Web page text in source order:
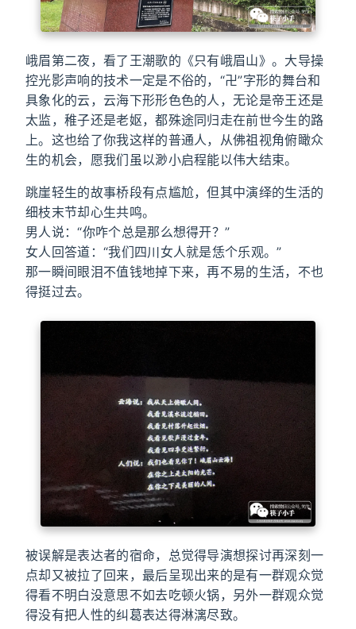
峨眉第二夜，看了王潮歌的《只有峨眉山》。大导操
控光影声响的技术一定是不俗的，“卍”字形的舞台和
具象化的云，云海下形形色色的人，无论是帝王还是
太监，稚子还是老妪，都殊途同归走在前世今生的路
上。这也给了你我这样的普通人，从佛祖视角俯瞰众
生的机会，愿我们虽以渺小启程能以伟大结束。
跳崖轻生的故事桥段有点尴尬，但其中演绎的生活的
细枝末节却心生共鸣。
男人说：“你咋个总是那么想得开？”
女人回答道：“我们四川女人就是恁个乐观。”
那一瞬间眼泪不值钱地掉下来，再不易的生活，不也
得挺过去。
被误解是表达者的宿命，总觉得导演想探讨再深刻一
点却又被拉了回来，最后呈现出来的是有一群观众觉
得看不明白没意思不如去吃顿火锅，另外一群观众觉
得没有把人性的纠葛表达得淋漓尽致。